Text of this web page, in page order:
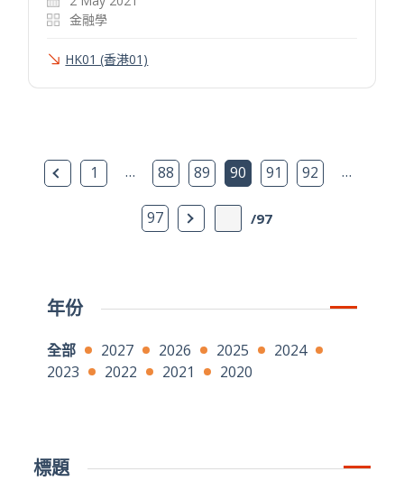
金融學
HK01 (香港01)
上一頁1 … 88 89 90 91 92 …
97 下一頁 /97
年份
全部 2027 2026 2025
2024
2023
2022 2021 2020
標題